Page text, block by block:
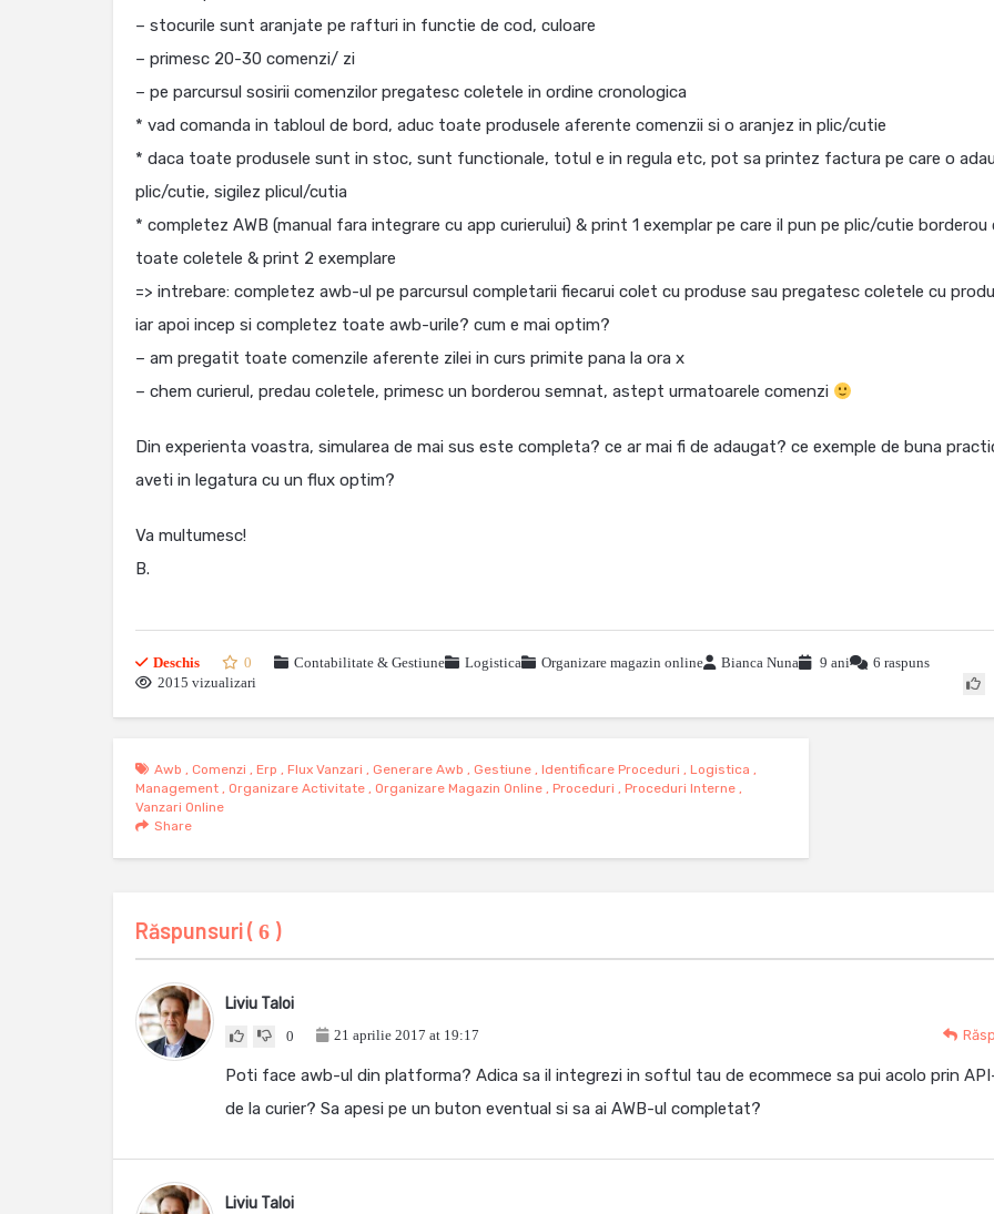
– stocurile sunt aranjate pe rafturi in functie de cod, culoare
– primesc 20-30 comenzi/ zi
– pe parcursul sosirii comenzilor pregatesc coletele in ordine cronologica
* vad comanda in tabloul de bord, aduc toate produsele aferente comenzii si o aranjez in plic/cutie
* daca toate produsele sunt in stoc, sunt functionale, totul e in regula etc, pot sa printez factura pe care o
plic/cutie, sigilez plicul/cutia
* completez AWB (manual fara integrare cu app curierului) & print 1 exemplar pe care il pun pe plic/cutie borderou
toate coletele & print 2 exemplare
=> intrebare: completez awb-ul pe parcursul completarii fiecarui colet cu produse sau pregatesc coletele cu
iar apoi incep si completez toate awb-urile? cum e mai optim?
– am pregatit toate comenzile aferente zilei in curs primite pana la ora x
– chem curierul, predau coletele, primesc un borderou semnat, astept urmatoarele comenzi
Din experienta voastra, simularea de mai sus este completa? ce ar mai fi de adaugat? ce exemple de buna
aveti in legatura cu un flux optim?
Va multumesc!
B.
Deschis 0 Contabilitate & Gestiune Logistica Organizare magazin online Bianca Nuna 9 ani
6 raspuns
2015 vizualizari
Awb , Comenzi , Erp , Flux Vanzari , Generare Awb , Gestiune , Identificare Proceduri , Logistica ,
Management , Organizare Activitate , Organizare Magazin Online , Proceduri , Proceduri Interne ,
Vanzari Online
Share
Răspunsuri ( 6 )
Liviu Taloi
0 21 aprilie 2017 at 19:17
Poti face awb-ul din platforma? Adica sa il integrezi in softul tau de ecommece sa pui acolo prin
de la curier? Sa apesi pe un buton eventual si sa ai AWB-ul completat?
Liviu Taloi